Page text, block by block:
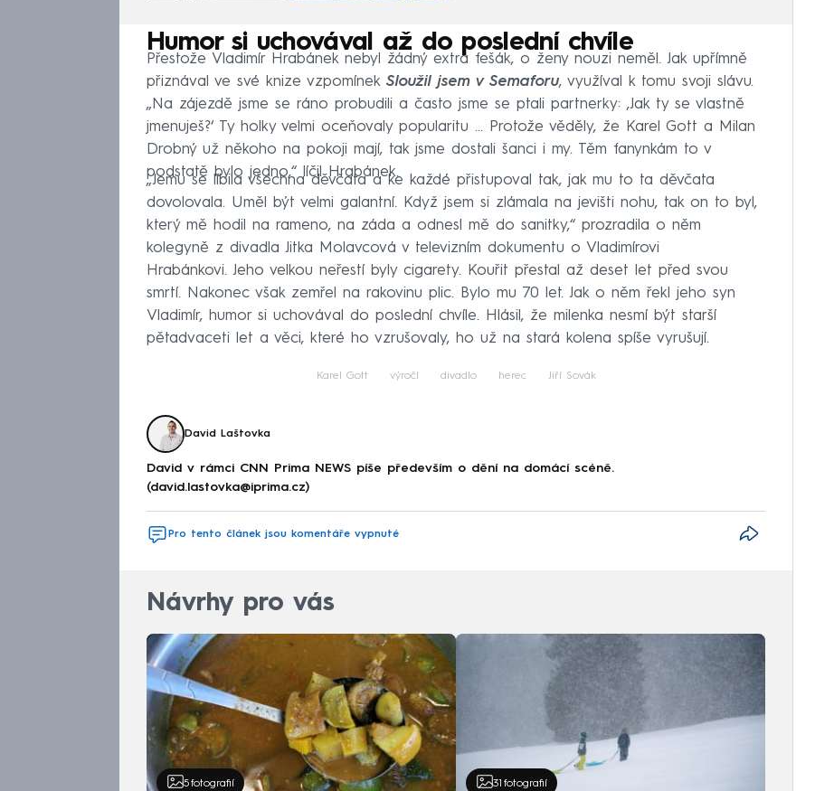
Humor si uchovával až do poslední chvíle
Přestože Vladimír Hrabánek nebyl žádný extra fešák, o ženy nouzi neměl. Jak upřímně
přiznával ve své knize vzpomínek Sloužil jsem v Semaforu, využíval k tomu svoji slávu.
„Na zájezdě jsme se ráno probudili a často jsme se ptali partnerky: ‚Jak ty se vlastně
jmenuješ?‘ Ty holky velmi oceňovaly popularitu ... Protože věděly, že Karel Gott a Milan
Drobný už někoho na pokoji mají, tak jsme dostali šanci i my. Těm fanynkám to v
podstatě bylo jedno,“ líčil Hrabánek.
„Jemu se líbila všechna děvčata a ke každé přistupoval tak, jak mu to ta děvčata
dovolovala. Uměl být velmi galantní. Když jsem si zlámala na jevišti nohu, tak on to byl,
který mě hodil na rameno, na záda a odnesl mě do sanitky,“ prozradila o něm
kolegyně z divadla Jitka Molavcová v televizním dokumentu o Vladimírovi
Hrabánkovi. Jeho velkou neřestí byly cigarety. Kouřit přestal až deset let před svou
smrtí. Nakonec však zemřel na rakovinu plic. Bylo mu 70 let. Jak o něm řekl jeho syn
Vladimír, humor si uchovával do poslední chvíle. Hlásil, že milenka nesmí být starší
pětadvaceti let a věci, které ho vzrušovaly, ho už na stará kolena spíše vyrušují.
Karel Gott výročí divadlo herec Jiří Sovák
David Laštovka
David v rámci CNN Prima NEWS píše především o dění na domácí scéně.
(david.lastovka@iprima.cz)
Pro tento článek jsou komentáře vypnuté
Návrhy pro vás
5 fotografií 31 fotografií